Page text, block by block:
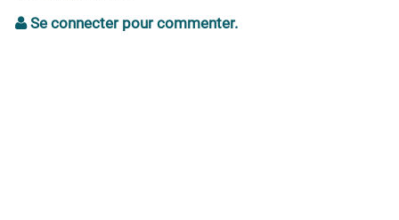
Se connecter pour commenter.